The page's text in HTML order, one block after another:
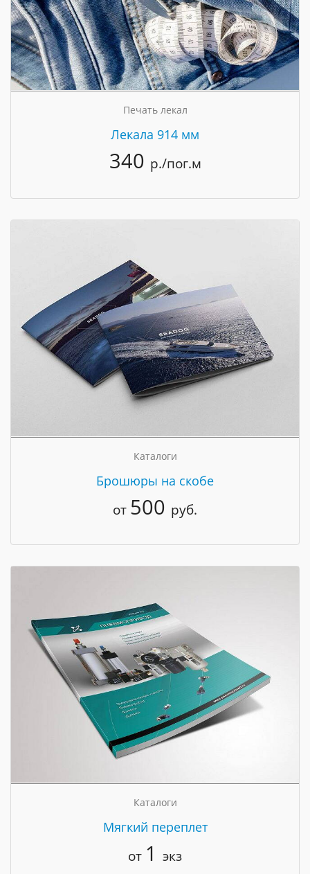
Печать лекал
Лекала 914 мм
340 р./пог.м
Каталоги
Брошюры на скобе
от 500 руб.
Каталоги
Мягкий переплет
от 1 экз